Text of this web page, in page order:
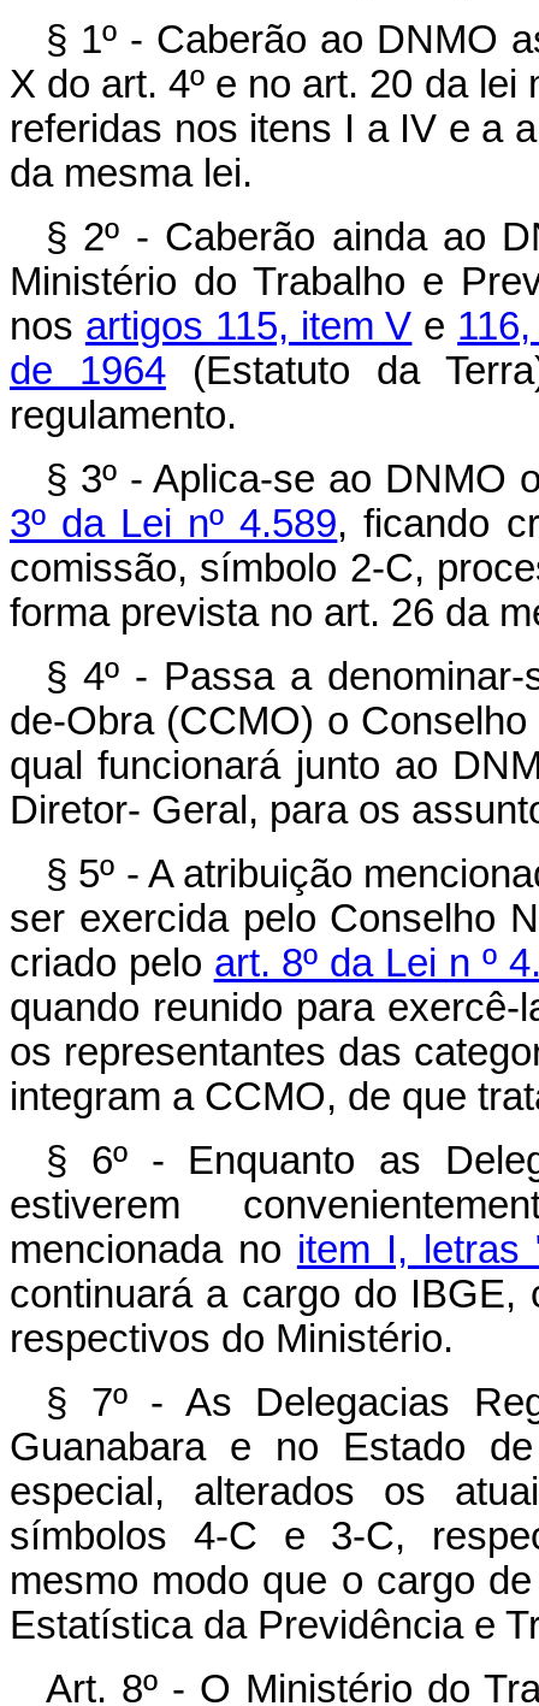
§ 1º - Caberão ao DNMO
X do art. 4º e no art. 20 da
referidas nos itens I a IV e a
da mesma lei.
§ 2º - Caberão ainda ao
Ministério do Trabalho e
nos artigos 115, item V e
de 1964(Estatuto da
regulamento.
§ 3º - Aplica-se ao DNMO
3º da Lei nº 4.589, ficando
comissão, símbolo 2-C,
forma prevista no art. 26 da
§ 4º - Passa a
de-Obra (CCMO) o
qual funcionará junto ao
Diretor- Geral, para os
§ 5º - A atribuição
ser exercida pelo Conselho
criado pelo art. 8º da Lei n º
quando reunido para
os representantes das
integram a CCMO, de que
§ 6º - Enquanto as
estiverem
mencionada no item I, letras
continuará a cargo do
respectivos do Ministério.
§ 7º - As Delegacias
Guanabara e no Estado
especial, alterados os
símbolos 4-C e 3-C,
mesmo modo que o cargo
Estatística da Previdência e
Art. 8º - O Ministério do